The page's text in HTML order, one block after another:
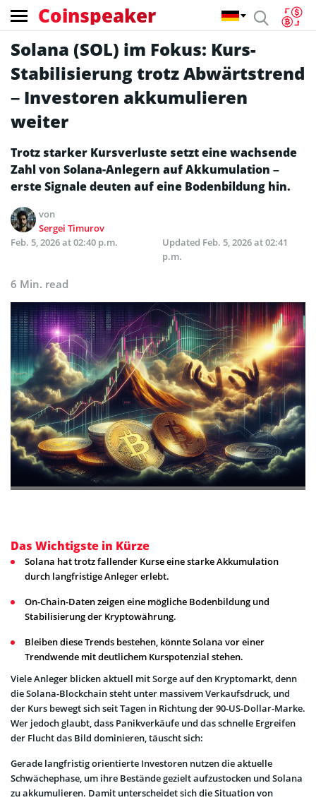
Coinspeaker
Solana (SOL) im Fokus: Kurs-
Stabilisierung trotz Abwärtstrend
– Investoren akkumulieren
weiter
Trotz starker Kursverluste setzt eine wachsende
Zahl von Solana-Anlegern auf Akkumulation –
erste Signale deuten auf eine Bodenbildung hin.
von
Sergei Timurov
Feb. 5, 2026 at 02:40 p.m.
Updated Feb. 5, 2026 at 02:41
p.m.
6 Min. read
Das Wichtigste in Kürze
Solana hat trotz fallender Kurse eine starke Akkumulation
durch langfristige Anleger erlebt.
On-Chain-Daten zeigen eine mögliche Bodenbildung und
Stabilisierung der Kryptowährung.
Bleiben diese Trends bestehen, könnte Solana vor einer
Trendwende mit deutlichem Kurspotenzial stehen.
Viele Anleger blicken aktuell mit Sorge auf den Kryptomarkt, denn
die Solana-Blockchain steht unter massivem Verkaufsdruck, und
der Kurs bewegt sich seit Tagen in Richtung der 90-US-Dollar-Marke.
Wer jedoch glaubt, dass Panikverkäufe und das schnelle Ergreifen
der Flucht das Bild dominieren, täuscht sich:
Gerade langfristig orientierte Investoren nutzen die aktuelle
Schwächephase, um ihre Bestände gezielt aufzustocken und Solana
zu akkumulieren. Damit unterscheidet sich die Situation von